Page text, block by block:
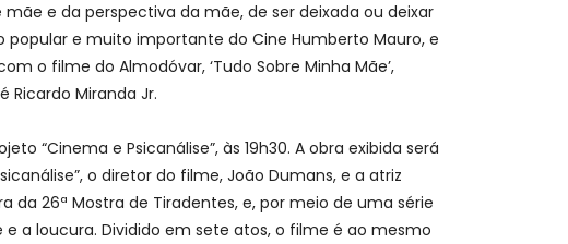
e da perspectiva da mãe, de ser deixada ou deixar
popular e muito importante do Cine Humberto Mauro, e
o filme do Almodóvar, ‘Tudo Sobre Minha Mãe’,
Ricardo Miranda Jr.
“Cinema e Psicanálise”, às 19h30. A obra exibida será
o diretor do filme, João Dumans, e a atriz
da 26ª Mostra de Tiradentes, e, por meio de uma série
a loucura. Dividido em sete atos, o filme é ao mesmo